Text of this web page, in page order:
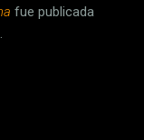
fue publicada
.